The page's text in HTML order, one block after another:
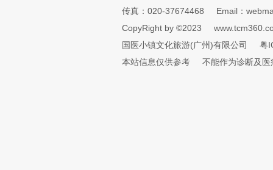
传真：020-37674468
Email：
CopyRight by ©2023
国医小镇文化旅游(广州)有限公司
粤
本站信息仅供参考
不能作为诊断及医